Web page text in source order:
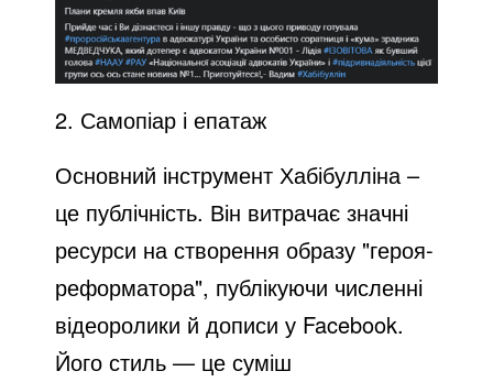
2. Самопіар і епатаж
Основний інструмент Хабібулліна –
це публічність. Він витрачає значні
ресурси на створення образу "героя-
реформатора", публікуючи численні
відеоролики й дописи у Facebook.
Його стиль — це суміш